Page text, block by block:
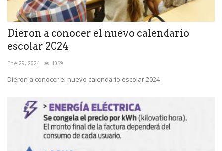
Dieron a conocer el nuevo calendario
escolar 2024
Ene 29, 2024 1059
Dieron a conocer el nuevo calendario escolar 2024